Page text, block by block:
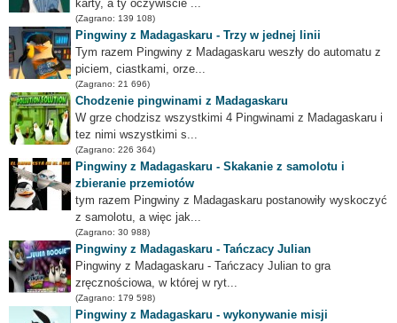
karty, a ty oczywiście ...
(Zagrano: 139 108)
Pingwiny z Madagaskaru - Trzy w jednej linii
Tym razem Pingwiny z Madagaskaru weszły do automatu z
piciem, ciastkami, orze...
(Zagrano: 21 696)
Chodzenie pingwinami z Madagaskaru
W grze chodzisz wszystkimi 4 Pingwinami z Madagaskaru i
tez nimi wszystkimi s...
(Zagrano: 226 364)
Pingwiny z Madagaskaru - Skakanie z samolotu i
zbieranie przemiotów
tym razem Pingwiny z Madagaskaru postanowiły wyskoczyć
z samolotu, a więc jak...
(Zagrano: 30 988)
Pingwiny z Madagaskaru - Tańczacy Julian
Pingwiny z Madagaskaru - Tańczacy Julian to gra
zręcznościowa, w której w ryt...
(Zagrano: 179 598)
Pingwiny z Madagaskaru - wykonywanie misji